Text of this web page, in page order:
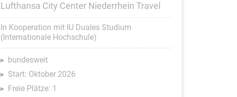
Lufthansa City Center Niederrhein Travel
In Kooperation mit IU Duales Studium
(Internationale Hochschule)
bundesweit
Start: Oktober 2026
Freie Plätze: 1